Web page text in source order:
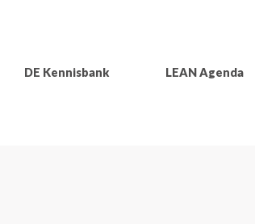
DE Kennisbank LEAN Agenda